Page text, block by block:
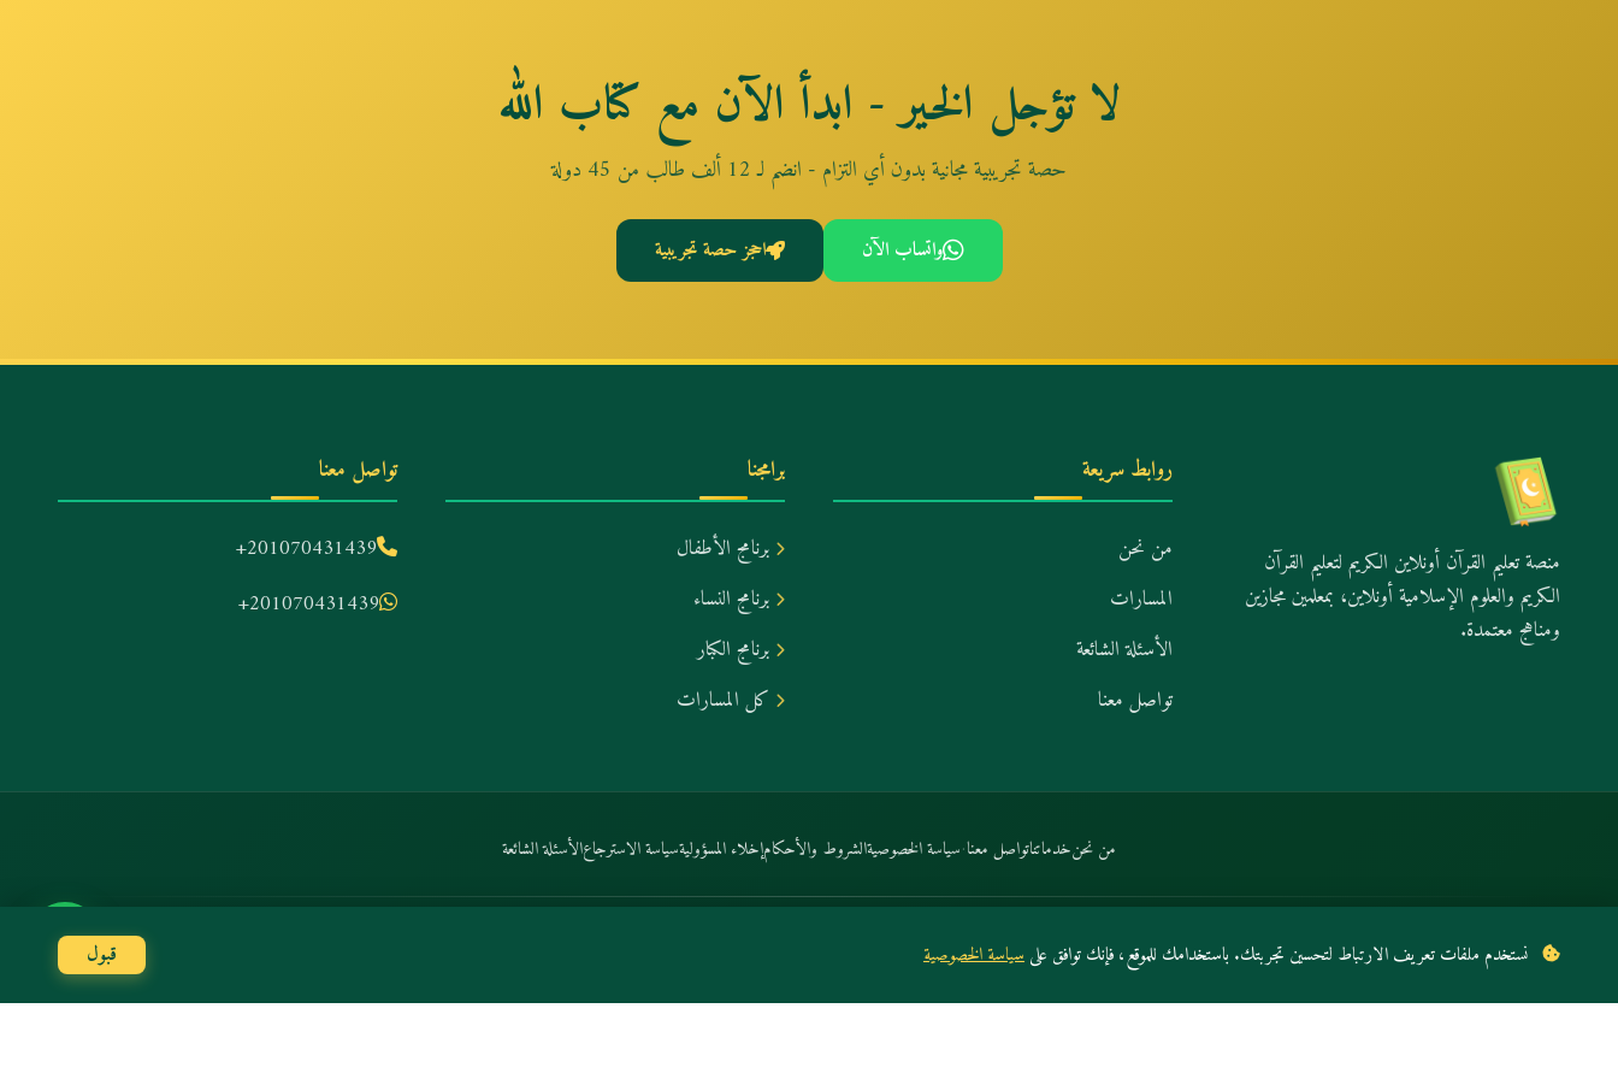
لا تؤجل الخير - ابدأ الآن مع كتاب الله
حصة تجريبية مجانية بدون أي التزام - انضم لـ 12 ألف طالب من 45 دولة
واتساب الآن احجز حصة تجريبية
منصة تعليم القرآن أونلاين الكريم لتعليم القرآن
الكريم والعلوم الإسلامية أونلاين، بمعلمين مجازين
ومناهج معتمدة.
روابط سريعة
من نحن
المسارات
الأسئلة الشائعة
تواصل معنا
برامجنا
برنامج الأطفال
برنامج النساء
برنامج الكبار
كل المسارات
تواصل معنا
+201070431439
+201070431439
من نحنخدماتناتواصل معنا·سياسة الخصوصيةالشروط والأحكامإخلاء المسؤوليةسياسة الاسترجاعالأسئلة الشائعة
© 2026 أكاديمية القرآن ويب ل تحفيظ القران عن بعد. جميع الحقوق محفوظة. Amex
Stripe نستخدم ملفات تعريف الارتباط لتحسين تجربتك. باستخدامك للموقع، فإنك توافق علىسياسة الخصوصية قبول